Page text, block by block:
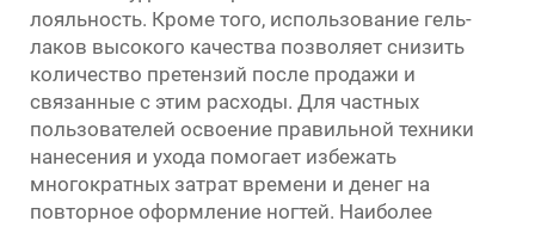
лояльность. Кроме того, использование гель-
лаков высокого качества позволяет снизить
количество претензий после продажи и
связанные с этим расходы. Для частных
пользователей освоение правильной техники
нанесения и ухода помогает избежать
многократных затрат времени и денег на
повторное оформление ногтей. Наиболее